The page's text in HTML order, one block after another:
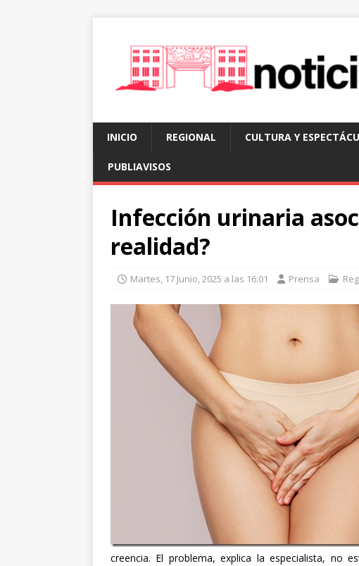
INICIO REGIONAL CULTURA Y
PUBLIAVISOS
Infección urinaria
realidad?
Martes, 17 Junio, 2025 a las 16:01 Prensa
creencia. El problema, explica la especialista, no